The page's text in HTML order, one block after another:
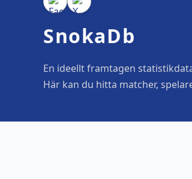
SnokaDb
En ideellt framtagen
Här kan du hitta matcher,